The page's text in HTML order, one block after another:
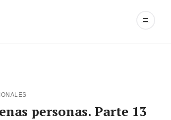
personas. Parte 13